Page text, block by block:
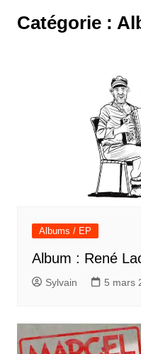
Catégorie :
Albums / EP
Album : René
Sylvain 5 mars